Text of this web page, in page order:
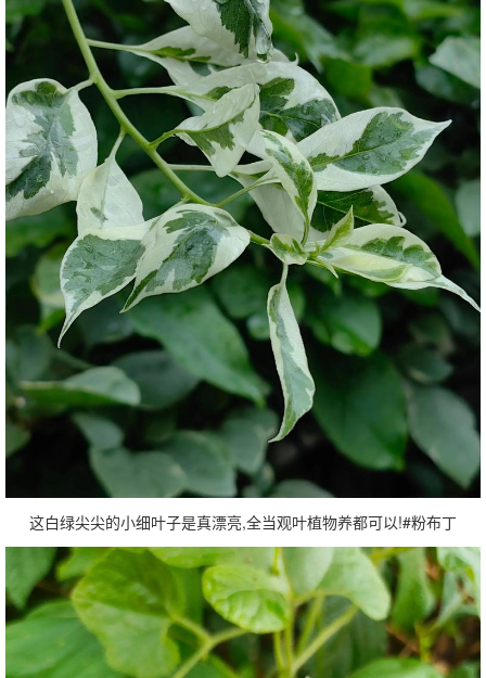
这白绿尖尖的小细叶子是真漂亮,全当观叶植物养都可以!#粉布丁